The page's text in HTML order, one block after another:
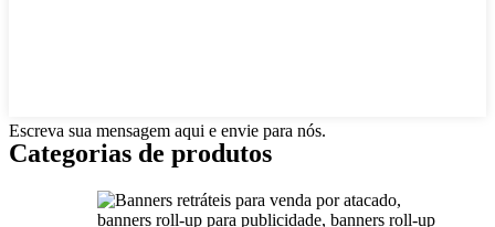
Escreva sua mensagem aqui e envie para nós.
Categorias de produtos